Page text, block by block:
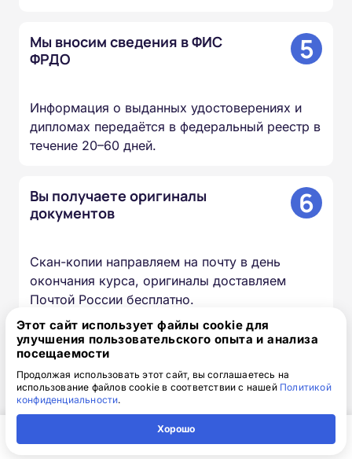
Мы вносим сведения в ФИС
ФРДО
5
Информация о выданных удостоверениях и
дипломах передаётся в федеральный реестр в
течение 20–60 дней.
Вы получаете оригиналы
документов
6
Скан-копии направляем на почту в день
окончания курса, оригиналы доставляем
Почтой России бесплатно.
Доступная интерактивная
платформа дистанционного
обучения
Этот сайт использует файлы cookie для
улучшения пользовательского опыта и анализа
посещаемости
Продолжая использовать этот сайт, вы соглашаетесь на
использование файлов cookie в соответствии с нашей Политикой
конфиденциальности.
Хорошо